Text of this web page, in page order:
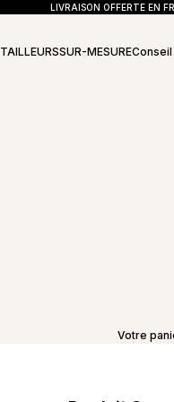
LIVRAISON OFFERTE EN
TAILLEURSSUR-MESUREConseil
Votre